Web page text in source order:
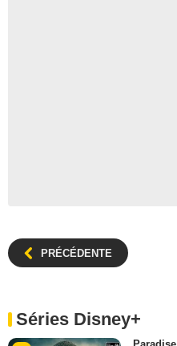
PRÉCÉDENTE
Séries Disney+